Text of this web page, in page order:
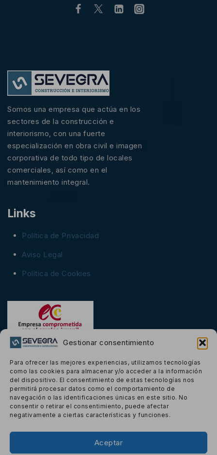
Gestionar consentimiento
Para ofrecer las mejores experiencias, utilizamos tecnologías
como las cookies para almacenar y/o acceder a la información
del dispositivo. El consentimiento de estas tecnologías nos
permitirá procesar datos como el comportamiento de
navegación o las identificaciones únicas en este sitio. No
consentir o retirar el consentimiento, puede afectar
negativamente a ciertas características y funciones.
Aceptar
Somos una empresa que actúa en los
sectores de la construcción e
interiorismo, con una fuerte
especialización en obra civil e imagen
corporativa de todo tipo de locales
comerciales, así como en el
mantenimiento integral.
Links
Política de Privacidad
Aviso Legal
Política de Cookies
Carta De Presentación